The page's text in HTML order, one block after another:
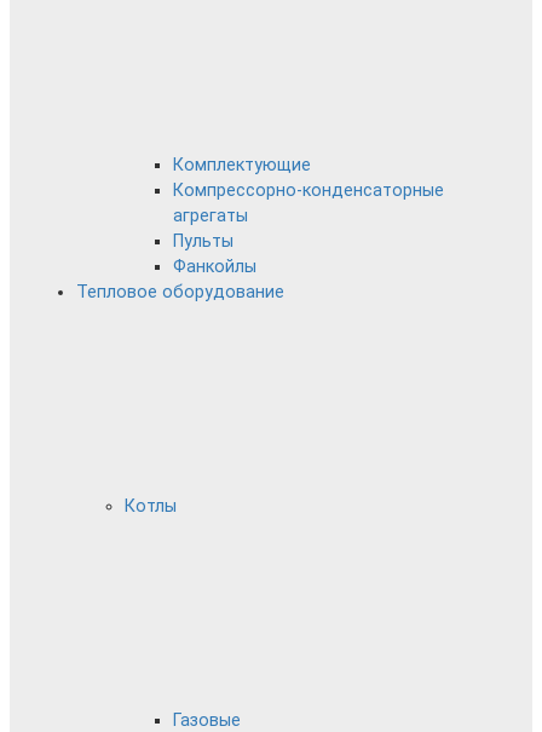
Комплектующие
Компрессорно-конденсаторные
агрегаты
Пульты
Фанкойлы
Тепловое оборудование
Котлы
Газовые